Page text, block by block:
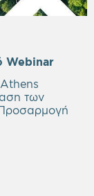
Webinar
των